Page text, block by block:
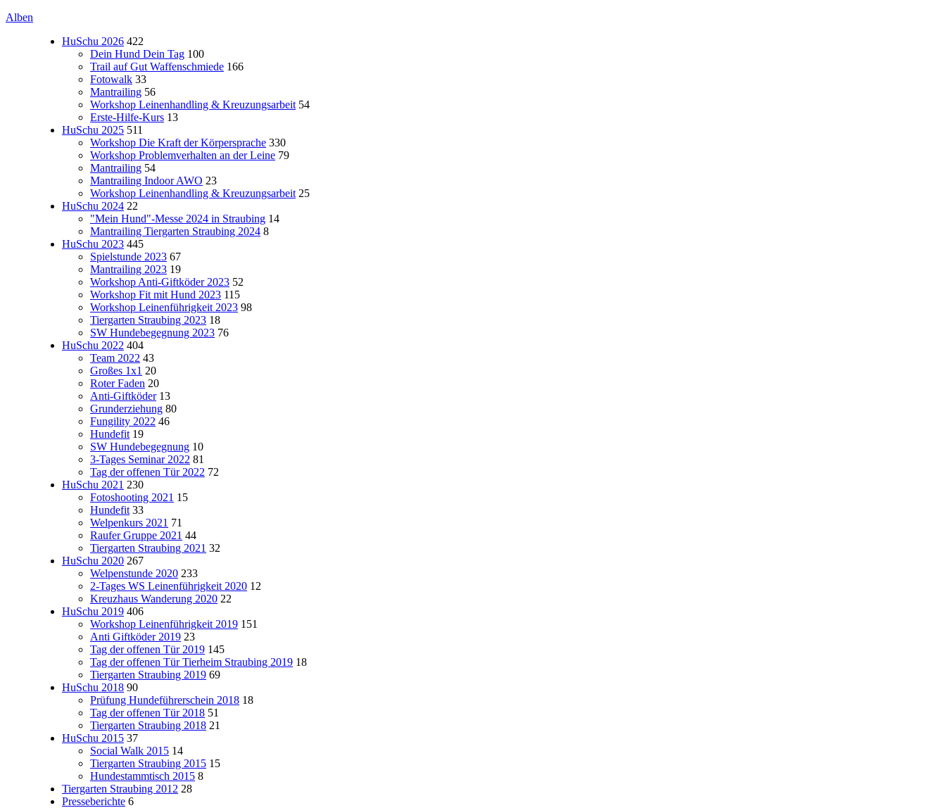
Alben
HuSchu 2026 422
Dein Hund Dein Tag 100
Trail auf Gut Waffenschmiede 166
Fotowalk 33
Mantrailing 56
Workshop Leinenhandling & Kreuzungsarbeit 54
Erste-Hilfe-Kurs 13
HuSchu 2025 511
Workshop Die Kraft der Körpersprache 330
Workshop Problemverhalten an der Leine 79
Mantrailing 54
Mantrailing Indoor AWO 23
Workshop Leinenhandling & Kreuzungsarbeit 25
HuSchu 2024 22
"Mein Hund"-Messe 2024 in Straubing 14
Mantrailing Tiergarten Straubing 2024 8
HuSchu 2023 445
Spielstunde 2023 67
Mantrailing 2023 19
Workshop Anti-Giftköder 2023 52
Workshop Fit mit Hund 2023 115
Workshop Leinenführigkeit 2023 98
Tiergarten Straubing 2023 18
SW Hundebegegnung 2023 76
HuSchu 2022 404
Team 2022 43
Großes 1x1 20
Roter Faden 20
Anti-Giftköder 13
Grunderziehung 80
Fungility 2022 46
Hundefit 19
SW Hundebegegnung 10
3-Tages Seminar 2022 81
Tag der offenen Tür 2022 72
HuSchu 2021 230
Fotoshooting 2021 15
Hundefit 33
Welpenkurs 2021 71
Raufer Gruppe 2021 44
Tiergarten Straubing 2021 32
HuSchu 2020 267
Welpenstunde 2020 233
2-Tages WS Leinenführigkeit 2020 12
Kreuzhaus Wanderung 2020 22
HuSchu 2019 406
Workshop Leinenführigkeit 2019 151
Anti Giftköder 2019 23
Tag der offenen Tür 2019 145
Tag der offenen Tür Tierheim Straubing 2019 18
Tiergarten Straubing 2019 69
HuSchu 2018 90
Prüfung Hundeführerschein 2018 18
Tag der offenen Tür 2018 51
Tiergarten Straubing 2018 21
HuSchu 2015 37
Social Walk 2015 14
Tiergarten Straubing 2015 15
Hundestammtisch 2015 8
Tiergarten Straubing 2012 28
Presseberichte 6